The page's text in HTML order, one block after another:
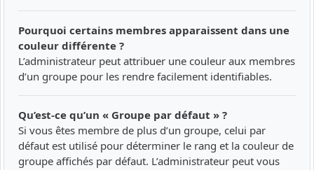
Pourquoi certains membres apparaissent dans une
couleur différente ?
L’administrateur peut attribuer une couleur aux membres
d’un groupe pour les rendre facilement identifiables.
Qu’est-ce qu’un « Groupe par défaut » ?
Si vous êtes membre de plus d’un groupe, celui par
défaut est utilisé pour déterminer le rang et la couleur de
groupe affichés par défaut. L’administrateur peut vous